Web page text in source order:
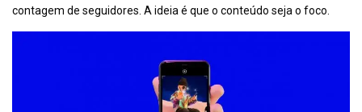
contagem de seguidores. A ideia é que o conteúdo seja o foco.